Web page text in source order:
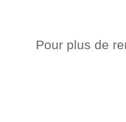
Pour plus de